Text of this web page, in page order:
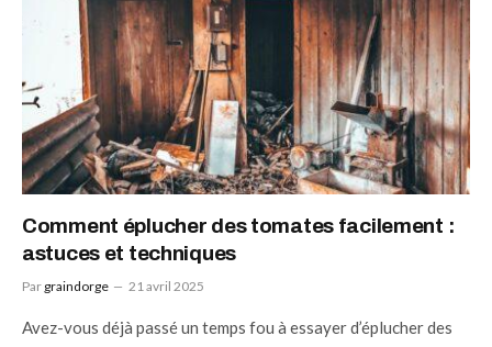
Comment éplucher des tomates facilement :
astuces et techniques
Par graindorge 21 avril 2025
Avez-vous déjà passé un temps fou à essayer d’éplucher des